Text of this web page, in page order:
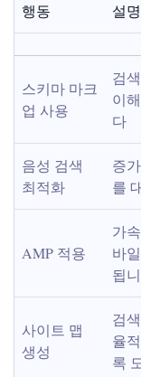
행동 설명
스키마 마크
업 사용
검
이
다
음성 검색
최적화
증
를
AMP 적용
가
바
됩
사이트 맵
생성
검
율
록